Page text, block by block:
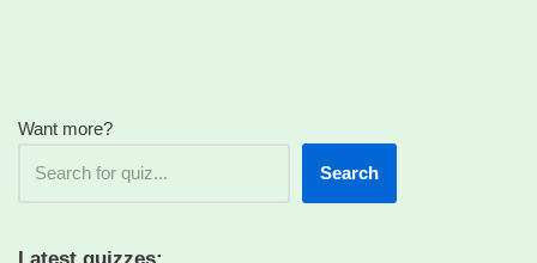
Want more?
Search
Latest quizzes: